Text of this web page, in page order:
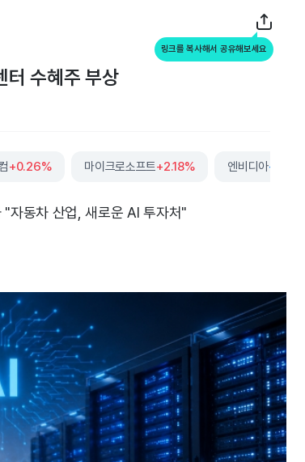
링크를 복사해서 공유해보세요
수혜주 부상
+0.26% 마이크로소프트+2.18% 엔비디아-0.44%
자동차 산업, 새로운 AI 투자처"